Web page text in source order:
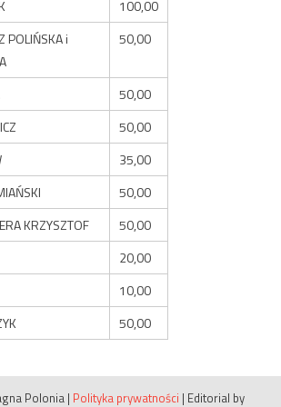
100,00
POLIŃSKA i
50,00
50,00
50,00
35,00
50,00
KRZYSZTOF
50,00
20,00
10,00
50,00
Polonia | Polityka prywatności | Editorial by